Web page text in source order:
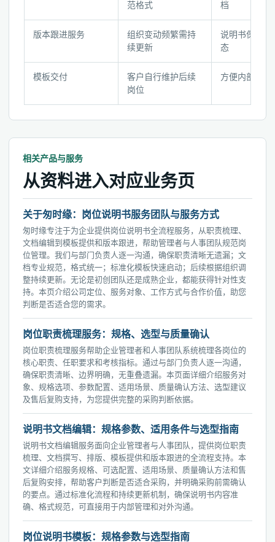
服
务
查
要
范格式
档
版本跟进服务
组织变动频繁需持
续更新
说明书保持最
态
模板交付
客户自行维护后续
岗位
方便内部扩展
相关产品与服务
从资料进入对应业务页
关于匆时缘：岗位说明书服务团队与服务方式
匆时缘专注于为企业提供岗位说明书全流程服务，从职责梳理、
文档编辑到模板提供和版本跟进，帮助管理者与人事团队规范岗
位管理。我们与部门负责人逐一沟通，确保职责清晰无遗漏；文
档专业规范，格式统一；标准化模板快速启动；后续根据组织调
整持续更新。无论是初创团队还是成熟企业，都能获得针对性支
持。本页介绍公司定位、服务对象、工作方式与合作价值，助您
判断是否适合您的需求。
岗位职责梳理服务：规格、选型与质量确认
岗位职责梳理服务帮助企业管理者和人事团队系统梳理各岗位的
核心职责、任职要求和考核指标。通过与部门负责人逐一沟通，
确保职责清晰、边界明确，无重叠遗漏。本页面详细介绍服务对
象、规格选项、参数配置、适用场景、质量确认方法、选型建议
及售后复购支持，为您提供完整的采购判断依据。
说明书文档编辑：规格参数、适用条件与选型指南
说明书文档编辑服务面向企业管理者与人事团队，提供岗位职责
梳理、文档撰写、排版、模板提供和版本跟进的全流程支持。本
文详细介绍服务规格、可选配置、适用场景、质量确认方法和售
后复购安排，帮助客户判断是否适合采购，并明确采购前需确认
的要点。通过标准化流程和持续更新机制，确保说明书内容准
确、格式规范，可直接用于内部管理和对外沟通。
岗位说明书模板：规格参数与选型指南